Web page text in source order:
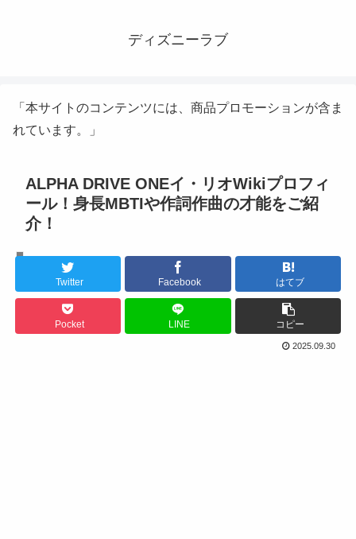
ディズニーラブ
「本サイトのコンテンツには、商品プロモーションが含ま
れています。」
ALPHA DRIVE ONEイ・リオWikiプロフィ
ール！身長MBTIや作詞作曲の才能をご紹
介！
Twitter Facebook はてブ
Pocket LINE コピー
2025.09.30